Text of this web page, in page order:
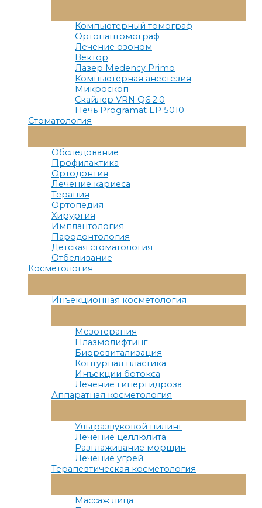
Меню
Компьютерный томограф
Ортопантомограф
Лечение озоном
Вектор
Лазер Medency Primo
Компьютерная анестезия
Микроскоп
Скайлер VRN Q6 2.0
Печь Programat EP 5010
Стоматология
Меню
Обследование
Профилактика
Ортодонтия
Лечение кариеса
Терапия
Ортопедия
Хирургия
Имплантология
Пародонтология
Детская стоматология
Отбеливание
Косметология
Меню
Инъекционная косметология
Меню
Мезотерапия
Плазмолифтинг
Биоревитализация
Контурная пластика
Инъекции ботокса
Лечение гипергидроза
Аппаратная косметология
Меню
Ультразвуковой пилинг
Лечение целлюлита
Разглаживание морщин
Лечение угрей
Терапевтическая косметология
Меню
Массаж лица